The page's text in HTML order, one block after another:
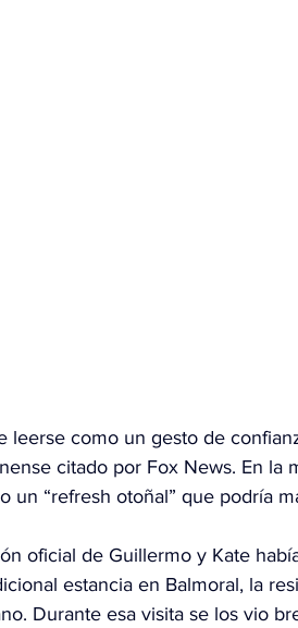
leerse como un gesto de
citado por Fox News. En la
un “refresh otoñal” que podría
oficial de Guillermo y Kate
estancia en Balmoral, la
Durante esa visita se los vio